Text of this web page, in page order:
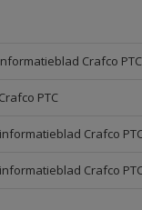
Crafco PTC
PTC